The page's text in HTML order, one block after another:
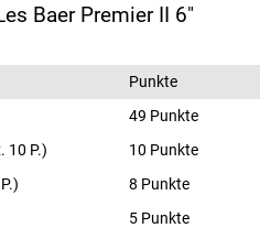
Baer Premier II 6"
Punkte
49 Punkte
10 P.)
10 Punkte
8 Punkte
5 Punkte